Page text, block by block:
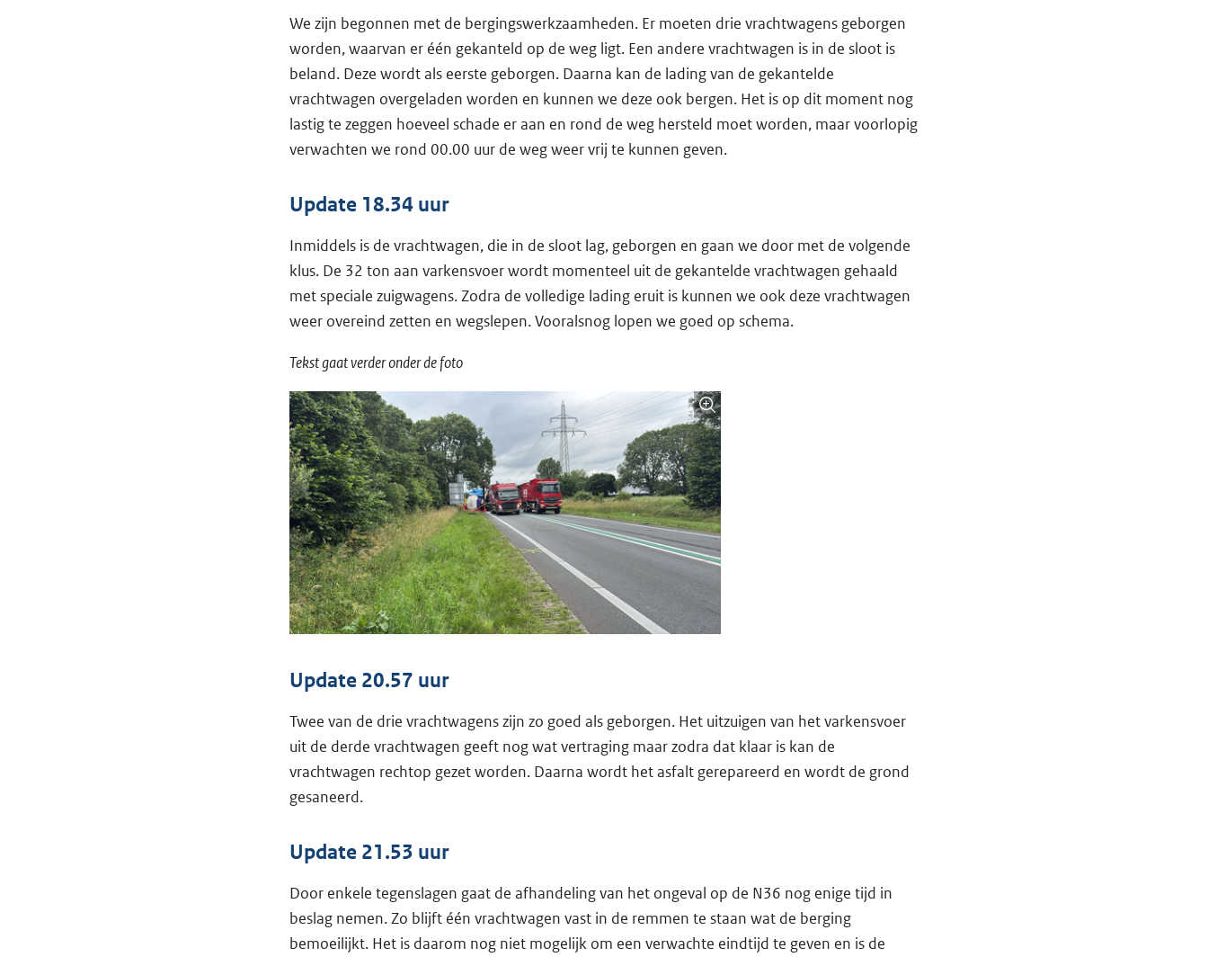
We zijn begonnen met de bergingswerkzaamheden. Er moeten drie vrachtwagens geborgen
worden, waarvan er één gekanteld op de weg ligt. Een andere vrachtwagen is in de sloot is
beland. Deze wordt als eerste geborgen. Daarna kan de lading van de gekantelde
vrachtwagen overgeladen worden en kunnen we deze ook bergen. Het is op dit moment nog
lastig te zeggen hoeveel schade er aan en rond de weg hersteld moet worden, maar voorlopig
verwachten we rond 00.00 uur de weg weer vrij te kunnen geven.
Update 18.34 uur
Inmiddels is de vrachtwagen, die in de sloot lag, geborgen en gaan we door met de volgende
klus. De 32 ton aan varkensvoer wordt momenteel uit de gekantelde vrachtwagen gehaald
met speciale zuigwagens. Zodra de volledige lading eruit is kunnen we ook deze vrachtwagen
weer overeind zetten en wegslepen. Vooralsnog lopen we goed op schema.
Tekst gaat verder onder de foto
Update 20.57 uur
Twee van de drie vrachtwagens zijn zo goed als geborgen. Het uitzuigen van het varkensvoer
uit de derde vrachtwagen geeft nog wat vertraging maar zodra dat klaar is kan de
vrachtwagen rechtop gezet worden. Daarna wordt het asfalt gerepareerd en wordt de grond
gesaneerd.
Update 21.53 uur
Door enkele tegenslagen gaat de afhandeling van het ongeval op de N36 nog enige tijd in
beslag nemen. Zo blijft één vrachtwagen vast in de remmen te staan wat de berging
bemoeilijkt. Het is daarom nog niet mogelijk om een verwachte eindtijd te geven en is de